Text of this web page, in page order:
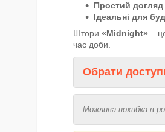
Простий догляд
Ідеальні для
Штори «Midnight» –
час доби.
Обрати
Можлива похибка в